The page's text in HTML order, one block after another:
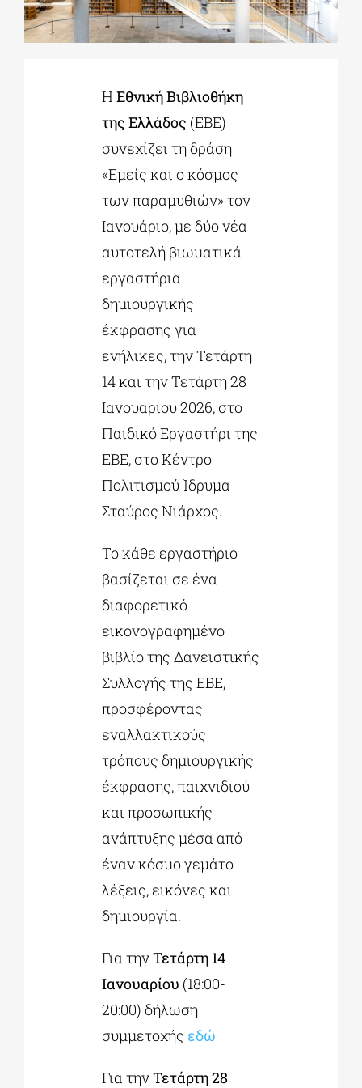
ΕΚΠΑΙΔΕΥΤΙΚΑ ΙΔΡΥΜΑΤΑ
ΠΟΛΙΤΙΣΤΙΚΟΙ ΦΟΡΕΙΣ
Η Εθνική Βιβλιοθήκη
της Ελλάδος (ΕΒΕ)
συνεχίζει τη δράση
«Εμείς και ο κόσμος
των παραμυθιών» τον
Ιανουάριο, με δύο νέα
αυτοτελή βιωματικά
εργαστήρια
δημιουργικής
έκφρασης για
ενήλικες, την Τετάρτη
14 και την Τετάρτη 28
Ιανουαρίου 2026, στο
Παιδικό Εργαστήρι της
ΕΒΕ, στο Κέντρο
Πολιτισμού Ίδρυμα
Σταύρος Νιάρχος.
Το κάθε εργαστήριο
βασίζεται σε ένα
διαφορετικό
εικονογραφημένο
βιβλίο της Δανειστικής
Συλλογής της ΕΒΕ,
προσφέροντας
εναλλακτικούς
τρόπους δημιουργικής
έκφρασης, παιχνιδιού
και προσωπικής
ανάπτυξης μέσα από
έναν κόσμο γεμάτο
λέξεις, εικόνες και
δημιουργία.
Για τηνΤετάρτη 14
Ιανουαρίου (18:00-
20:00) δήλωση
συμμετοχής εδώ
Για τηνΤετάρτη 28